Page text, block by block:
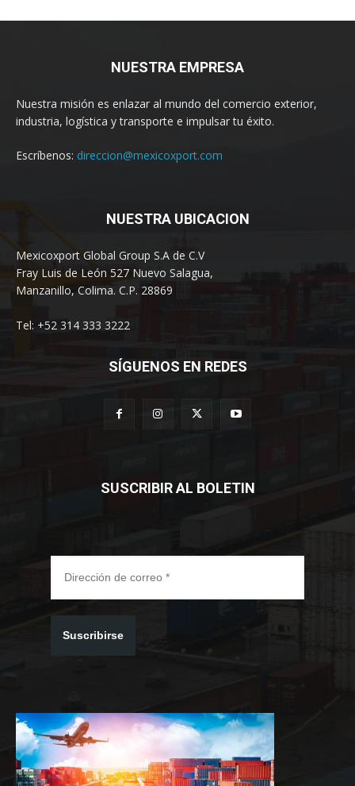
NUESTRA EMPRESA
Nuestra misión es enlazar al mundo del comercio exterior,
industria, logística y transporte e impulsar tu éxito.
Escríbenos: direccion@mexicoxport.com
NUESTRA UBICACION
Mexicoxport Global Group S.A de C.V
Fray Luis de León 527 Nuevo Salagua,
Manzanillo, Colima. C.P. 28869
Tel: +52 314 333 3222
SÍGUENOS EN REDES
SUSCRIBIR AL BOLETIN
Suscribirse